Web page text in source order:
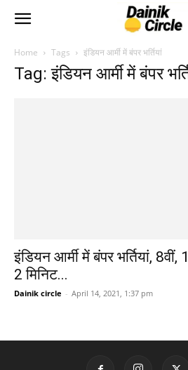
Home Tags इंडियन आर्मी में बंपर भर्तियां
Tag: इंडियन आर्मी में बंपर
इंडियन आर्मी में बंपर भर्तियां,
2 मिनिट...
Dainik circle - April 14, 2021, 1:37 pm